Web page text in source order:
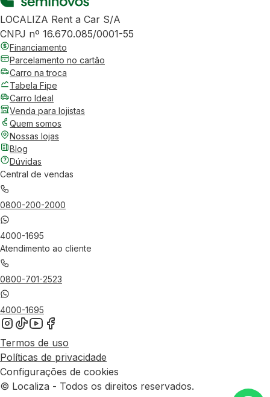
LOCALIZA Rent a Car S/A
CNPJ nº 16.670.085/0001-55
Financiamento
Parcelamento no cartão
Carro na troca
Tabela Fipe
Carro Ideal
Venda para lojistas
Quem somos
Nossas lojas
Blog
Dúvidas
Central de vendas
0800-200-2000
4000-1695
Atendimento ao cliente
0800-701-2523
4000-1695
Termos de uso
Políticas de privacidade
Configurações de cookies
© Localiza - Todos os direitos reservados.